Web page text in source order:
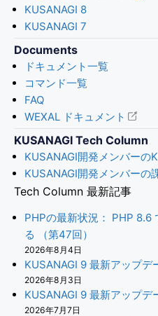
KUSANAGI 8
KUSANAGI 7
Documents
ドキュメント一覧
コマンド一覧
FAQ
WEXAL ドキュメント
KUSANAGI Tech Column
KUSANAGI開発メンバーの
KUSANAGI開発メンバーの
Tech Column 最新記事
PHPの最新状況： PHP 8.6
る （第47回）
2026年8月4日
KUSANAGI 9 最新アップデ
2026年8月3日
KUSANAGI 9 最新アップデ
2026年7月7日